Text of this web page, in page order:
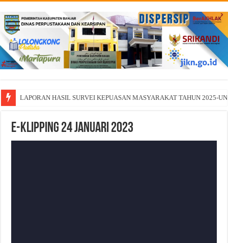
LAPORAN HASIL SURVEI KEPUASAN MASYARAKAT TAHUN 2025-
E-Klipping 24 Januari 2023